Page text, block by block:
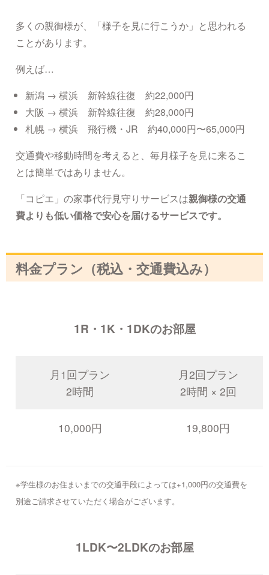
多くの親御様が、「様子を見に行こうか」と思われる
ことがあります。
例えば…
新潟 → 横浜 新幹線往復 約22,000円
大阪 → 横浜 新幹線往復 約28,000円
札幌 → 横浜 飛行機・JR 約40,000円〜65,000円
交通費や移動時間を考えると、毎月様子を見に来るこ
とは簡単ではありません。
「コピエ」の家事代行見守りサービスは親御様の交通
費よりも低い価格で安心を届けるサービスです。
料金プラン（税込・交通費込み）
1R・1K・1DKのお部屋
月1回プラン
2時間
月2回プラン
2時間 × 2回
10,000円 19,800円
※学生様のお住まいまでの交通手段によっては+1,000円の交通費を
別途ご請求させていただく場合がございます。
1LDK〜2LDKのお部屋